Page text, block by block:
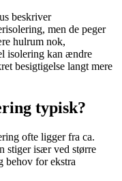
beskriver
men de peger
hulrum nok,
isolering kan ændre
besigtigelse langt mere
typisk?
ofte ligger fra ca.
stiger især ved større
behov for ekstra